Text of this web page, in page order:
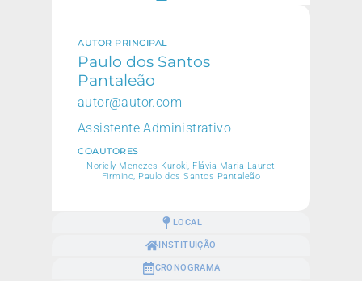
LOCAL
INSTITUIÇÃO
CRONOGRAMA
AUTOR PRINCIPAL
Paulo dos Santos
Pantaleão
autor@autor.com
Assistente Administrativo
COAUTORES
Noriely Menezes Kuroki, Flávia Maria Lauret
Firmino, Paulo dos Santos Pantaleão